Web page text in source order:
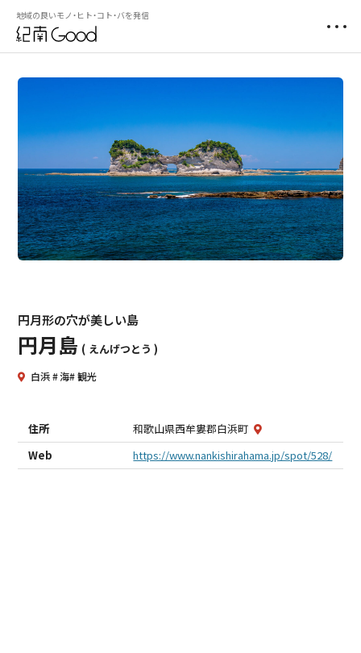
地域の良いモノ・ヒト・コト・バを発信
円月形の穴が美しい島
円月島 えんげつとう
白浜 海 観光
住所
和歌山県西牟婁郡白浜町
Web
https://www.nankishirahama.jp/spot/528/